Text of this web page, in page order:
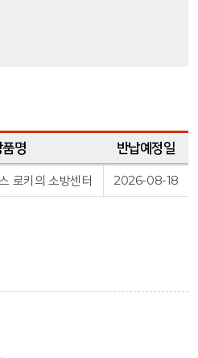
명 반납예정일
로키의 소방센터 2026-08-18